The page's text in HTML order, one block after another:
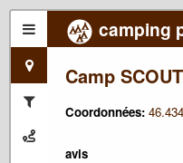
camping
Camp SCOUT
Coordonnées:
avis